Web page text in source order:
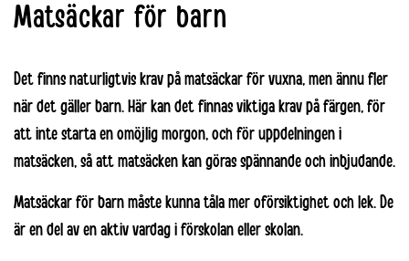
Matsäckar för barn
Det finns naturligtvis krav på matsäckar för vuxna, men ännu fler
när det gäller barn. Här kan det finnas viktiga krav på färgen, för
att inte starta en omöjlig morgon, och för uppdelningen i
matsäcken, så att matsäcken kan göras spännande och inbjudande.
Matsäckar för barn måste kunna tåla mer oförsiktighet och lek. De
är en del av en aktiv vardag i förskolan eller skolan.